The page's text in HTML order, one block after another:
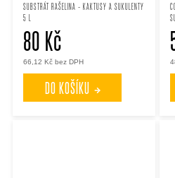
SUBSTRÁT RAŠELINA - KAKTUSY A SUKULENTY
5 L
66,12 Kč bez DPH
80 Kč
DO KOŠÍKU